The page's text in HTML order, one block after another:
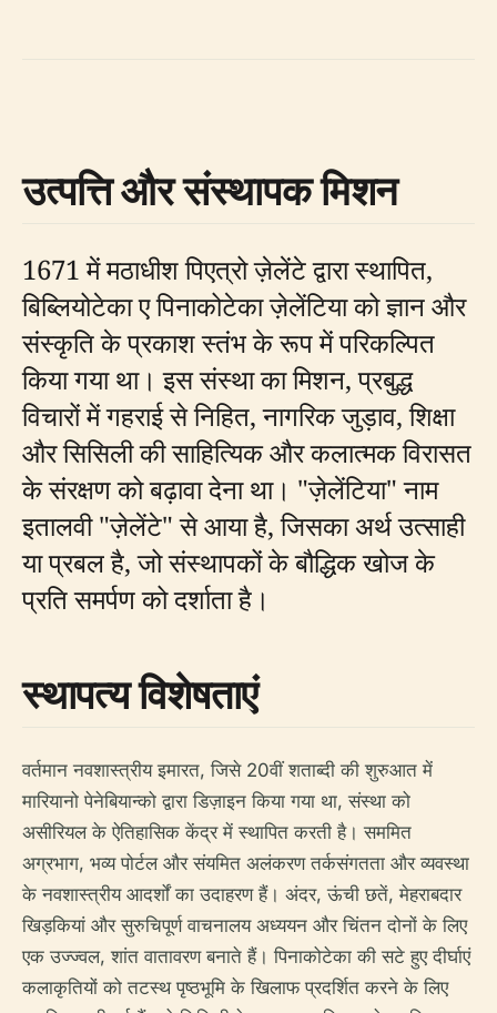
उत्पत्ति और संस्थापक मिशन
1671 में मठाधीश पिएत्रो ज़ेलेंटे द्वारा स्थापित,
बिब्लियोटेका ए पिनाकोटेका ज़ेलेंटिया को ज्ञान और
संस्कृति के प्रकाश स्तंभ के रूप में परिकल्पित
किया गया था। इस संस्था का मिशन, प्रबुद्ध
विचारों में गहराई से निहित, नागरिक जुड़ाव, शिक्षा
और सिसिली की साहित्यिक और कलात्मक विरासत
के संरक्षण को बढ़ावा देना था। "ज़ेलेंटिया" नाम
इतालवी "ज़ेलेंटे" से आया है, जिसका अर्थ उत्साही
या प्रबल है, जो संस्थापकों के बौद्धिक खोज के
प्रति समर्पण को दर्शाता है।
स्थापत्य विशेषताएं
वर्तमान नवशास्त्रीय इमारत, जिसे 20वीं शताब्दी की शुरुआत में
मारियानो पेनेबियान्को द्वारा डिज़ाइन किया गया था, संस्था को
असीरियल के ऐतिहासिक केंद्र में स्थापित करती है। सममित
अग्रभाग, भव्य पोर्टल और संयमित अलंकरण तर्कसंगतता और व्यवस्था
के नवशास्त्रीय आदर्शों का उदाहरण हैं। अंदर, ऊंची छतें, मेहराबदार
खिड़कियां और सुरुचिपूर्ण वाचनालय अध्ययन और चिंतन दोनों के लिए
एक उज्ज्वल, शांत वातावरण बनाते हैं। पिनाकोटेका की सटे हुए दीर्घाएं
कलाकृतियों को तटस्थ पृष्ठभूमि के खिलाफ प्रदर्शित करने के लिए